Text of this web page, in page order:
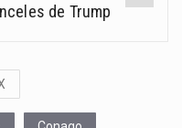
de Trump